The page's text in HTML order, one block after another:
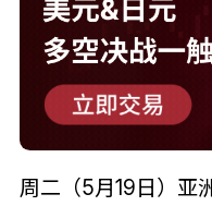
周二（5月19日）亚